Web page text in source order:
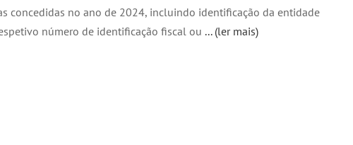
concedidas no ano de 2024, incluindo identificação da entidade
número de identificação fiscal ou ... (ler mais)